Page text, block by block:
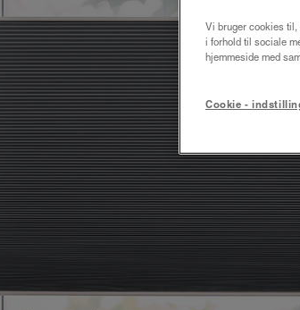
Vi bruger cookies til,
i forhold til sociale
hjemmeside med
Cookie -